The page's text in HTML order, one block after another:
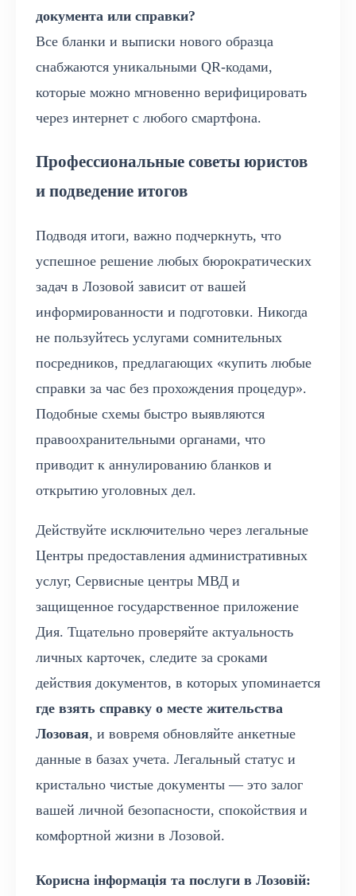
документа или справки?
Все бланки и выписки нового образца
снабжаются уникальными QR-кодами,
которые можно мгновенно верифицировать
через интернет с любого смартфона.
Профессиональные советы юристов
и подведение итогов
Подводя итоги, важно подчеркнуть, что
успешное решение любых бюрократических
задач в Лозовой зависит от вашей
информированности и подготовки. Никогда
не пользуйтесь услугами сомнительных
посредников, предлагающих «купить любые
справки за час без прохождения процедур».
Подобные схемы быстро выявляются
правоохранительными органами, что
приводит к аннулированию бланков и
открытию уголовных дел.
Действуйте исключительно через легальные
Центры предоставления административных
услуг, Сервисные центры МВД и
защищенное государственное приложение
Дия. Тщательно проверяйте актуальность
личных карточек, следите за сроками
действия документов, в которых упоминается
где взять справку о месте жительства
Лозовая, и вовремя обновляйте анкетные
данные в базах учета. Легальный статус и
кристально чистые документы — это залог
вашей личной безопасности, спокойствия и
комфортной жизни в Лозовой.
Корисна інформація та послуги в Лозовій: